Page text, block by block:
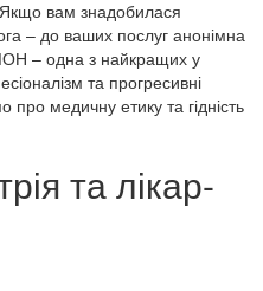
вам знадобилася
– до ваших послуг анонімна
– одна з найкращих у
та прогресивні
медичну етику та гідність
та лікар-